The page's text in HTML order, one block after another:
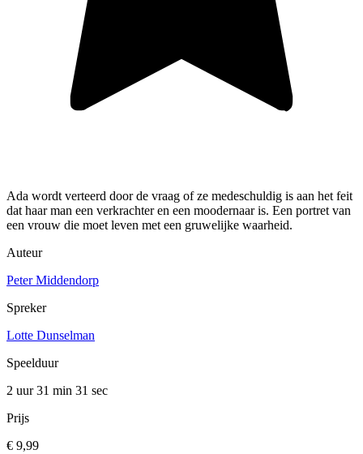
Ada wordt verteerd door de vraag of ze medeschuldig is aan het feit
dat haar man een verkrachter en een moodernaar is. Een portret van
een vrouw die moet leven met een gruwelijke waarheid.
Auteur
Peter Middendorp
Spreker
Lotte Dunselman
Speelduur
2 uur 31 min 31 sec
Prijs
€ 9,99